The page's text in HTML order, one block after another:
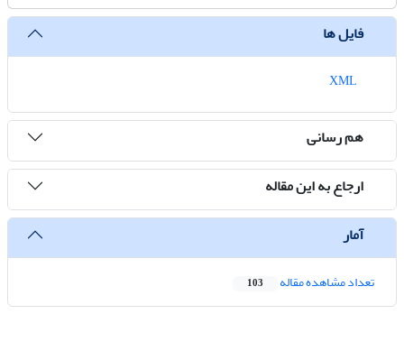
فایل ها
هم رسانی
ارجاع به این مقاله
آمار
تعداد مشاهده مقاله 103